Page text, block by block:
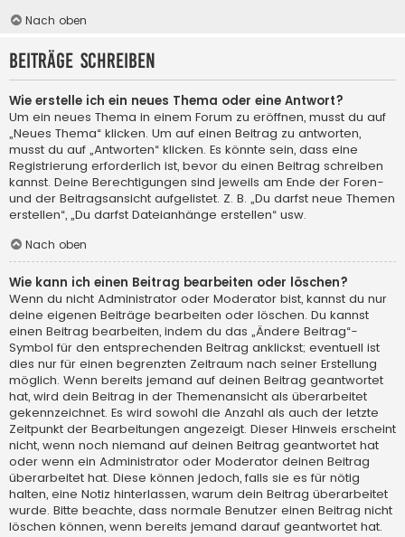
Nach oben
Beiträge schreiben
Wie erstelle ich ein neues Thema oder eine Antwort?
Um ein neues Thema in einem Forum zu eröffnen, musst du auf
„Neues Thema“ klicken. Um auf einen Beitrag zu antworten,
musst du auf „Antworten“ klicken. Es könnte sein, dass eine
Registrierung erforderlich ist, bevor du einen Beitrag schreiben
kannst. Deine Berechtigungen sind jeweils am Ende der Foren-
und der Beitragsansicht aufgelistet. Z. B. „Du darfst neue Themen
erstellen“, „Du darfst Dateianhänge erstellen“ usw.
Nach oben
Wie kann ich einen Beitrag bearbeiten oder löschen?
Wenn du nicht Administrator oder Moderator bist, kannst du nur
deine eigenen Beiträge bearbeiten oder löschen. Du kannst
einen Beitrag bearbeiten, indem du das „Ändere Beitrag“-
Symbol für den entsprechenden Beitrag anklickst; eventuell ist
dies nur für einen begrenzten Zeitraum nach seiner Erstellung
möglich. Wenn bereits jemand auf deinen Beitrag geantwortet
hat, wird dein Beitrag in der Themenansicht als überarbeitet
gekennzeichnet. Es wird sowohl die Anzahl als auch der letzte
Zeitpunkt der Bearbeitungen angezeigt. Dieser Hinweis erscheint
nicht, wenn noch niemand auf deinen Beitrag geantwortet hat
oder wenn ein Administrator oder Moderator deinen Beitrag
überarbeitet hat. Diese können jedoch, falls sie es für nötig
halten, eine Notiz hinterlassen, warum dein Beitrag überarbeitet
wurde. Bitte beachte, dass normale Benutzer einen Beitrag nicht
löschen können, wenn bereits jemand darauf geantwortet hat.